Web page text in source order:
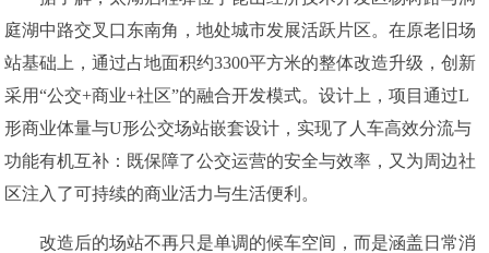
庭湖中路交叉口东南角，地处城市发展活跃片区。在原老旧场
站基础上，通过占地面积约3300平方米的整体改造升级，创新
采用“公交+商业+社区”的融合开发模式。设计上，项目通过L
形商业体量与U形公交场站嵌套设计，实现了人车高效分流与
功能有机互补：既保障了公交运营的安全与效率，又为周边社
区注入了可持续的商业活力与生活便利。
改造后的场站不再只是单调的候车空间，而是涵盖日常消